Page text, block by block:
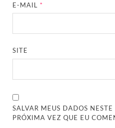
E-MAIL*
SITE
SALVAR MEUS DADOS
PRÓXIMA VEZ QUE EU